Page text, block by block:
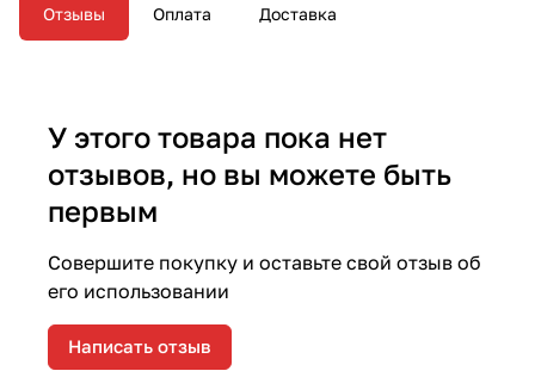
Отзывы Оплата Доставка
У этого товара пока нет
отзывов, но вы можете быть
первым
Совершите покупку и оставьте свой отзыв об
его использовании
Написать отзыв